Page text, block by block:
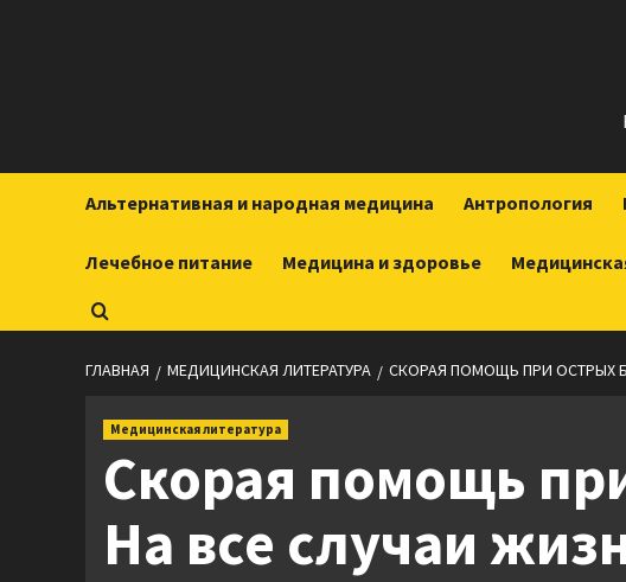
Альтернативная и народная медицина Антропология
Лечебное питание Медицина и здоровье
ГЛАВНАЯ МЕДИЦИНСКАЯ ЛИТЕРАТУРА СКОРАЯ ПОМОЩЬ ПРИ ОСТРЫХ
Медицинская литература
Скорая помощь
На все случаи